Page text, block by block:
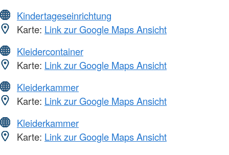
Kindertageseinrichtung
Karte: Link zur Google Maps Ansicht
Kleidercontainer
Karte: Link zur Google Maps Ansicht
Kleiderkammer
Karte: Link zur Google Maps Ansicht
Kleiderkammer
Karte: Link zur Google Maps Ansicht